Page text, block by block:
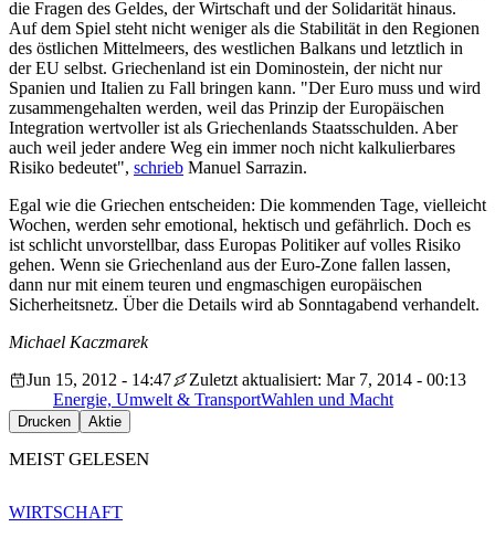
die Fragen des Geldes, der Wirtschaft und der Solidarität hinaus.
Auf dem Spiel steht nicht weniger als die Stabilität in den Regionen
des östlichen Mittelmeers, des westlichen Balkans und letztlich in
der EU selbst. Griechenland ist ein Dominostein, der nicht nur
Spanien und Italien zu Fall bringen kann. "Der Euro muss und wird
zusammengehalten werden, weil das Prinzip der Europäischen
Integration wertvoller ist als Griechenlands Staatsschulden. Aber
auch weil jeder andere Weg ein immer noch nicht kalkulierbares
Risiko bedeutet", schrieb Manuel Sarrazin.
Egal wie die Griechen entscheiden: Die kommenden Tage, vielleicht
Wochen, werden sehr emotional, hektisch und gefährlich. Doch es
ist schlicht unvorstellbar, dass Europas Politiker auf volles Risiko
gehen. Wenn sie Griechenland aus der Euro-Zone fallen lassen,
dann nur mit einem teuren und engmaschigen europäischen
Sicherheitsnetz. Über die Details wird ab Sonntagabend verhandelt.
Michael Kaczmarek
Jun 15, 2012 - 14:47
Zuletzt aktualisiert: Mar 7, 2014 - 00:13
Energie, Umwelt & TransportWahlen und Macht
Drucken Aktie
MEIST GELESEN
WIRTSCHAFT